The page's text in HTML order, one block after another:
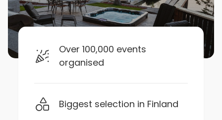
Over 100,000 events
organised
Biggest selection in Finland